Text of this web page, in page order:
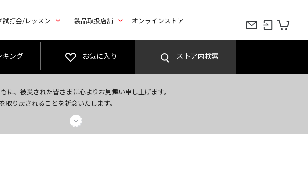
試打会/レッスン 製品取扱店舗 オンラインストア
キング お気に入り ストア内検索
、被災された皆さまに心よりお見舞い申し上げます。
り戻されることを祈念いたします。
ンプレゼント！
せ＞